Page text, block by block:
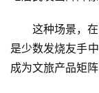
这种场景，
是少数发烧友手
成为文旅产品矩阵